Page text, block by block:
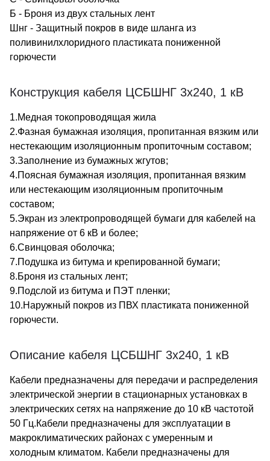
Б - Броня из двух стальных лент
Шнг - Защитный покров в виде шланга из
поливинилхлоридного пластиката пониженной
горючести
Конструкция кабеля ЦСБШНГ 3х240, 1 кВ
1.Медная токопроводящая жила
2.Фазная бумажная изоляция, пропитанная вязким или
нестекающим изоляционным пропиточным составом;
3.Заполнение из бумажных жгутов;
4.Поясная бумажная изоляция, пропитанная вязким
или нестекающим изоляционным пропиточным
составом;
5.Экран из электропроводящей бумаги для кабелей на
напряжение от 6 кВ и более;
6.Свинцовая оболочка;
7.Подушка из битума и крепированной бумаги;
8.Броня из стальных лент;
9.Подслой из битума и ПЭТ пленки;
10.Наружный покров из ПВХ пластиката пониженной
горючести.
Описание кабеля ЦСБШНГ 3х240, 1 кВ
Кабели предназначены для передачи и распределения
электрической энергии в стационарных установках в
электрических сетях на напряжение до 10 кВ частотой
50 Гц.Кабели предназначены для эксплуатации в
макроклиматических районах с умеренным и
холодным климатом. Кабели предназначены для